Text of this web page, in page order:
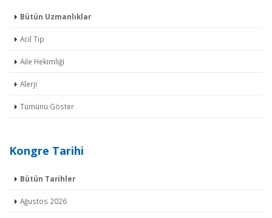
Bütün Uzmanlıklar
Acil Tıp
Aile Hekimliği
Alerji
Tümünü Göster
Kongre Tarihi
Bütün Tarihler
Ağustos 2026